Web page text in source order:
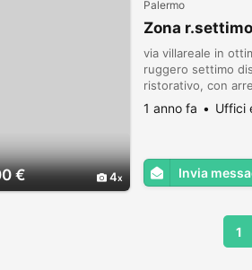
€ 4
Palermo
Zona
via villareale in
ruggero settimo
ristorativo, con
85.000 C.E. E
1 anno fa Uffici
Invia
1